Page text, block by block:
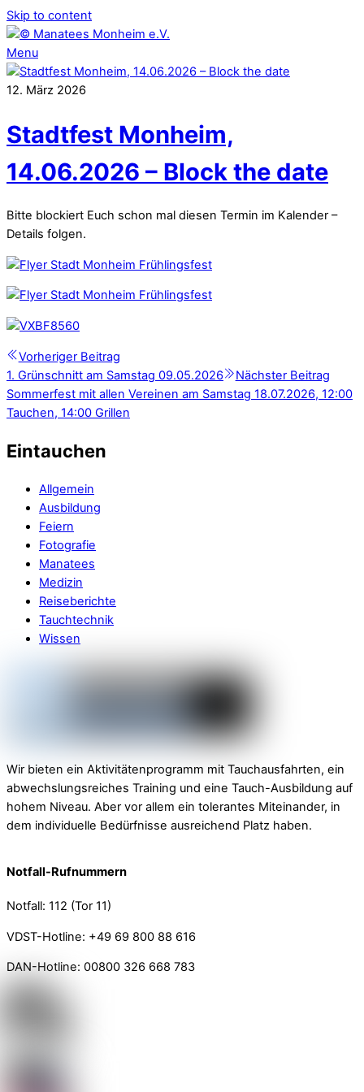
Skip to content
Menu
12. März 2026
Stadtfest Monheim,
14.06.2026 – Block the date
Bitte blockiert Euch schon mal diesen Termin im Kalender –
Details folgen.
Vorheriger Beitrag
1. Grünschnitt am Samstag 09.05.2026
Nächster Beitrag
Sommerfest mit allen Vereinen am Samstag 18.07.2026, 12:00
Tauchen, 14:00 Grillen
Eintauchen
Allgemein
Ausbildung
Feiern
Fotografie
Manatees
Medizin
Reiseberichte
Tauchtechnik
Wissen
Wir bieten ein Aktivitätenprogramm mit Tauchausfahrten, ein
abwechslungsreiches Training und eine Tauch-Ausbildung auf
hohem Niveau. Aber vor allem ein tolerantes Miteinander, in
dem individuelle Bedürfnisse ausreichend Platz haben.
Notfall-Rufnummern
Notfall: 112 (Tor 11)
VDST-Hotline: +49 69 800 88 616
DAN-Hotline: 00800 326 668 783